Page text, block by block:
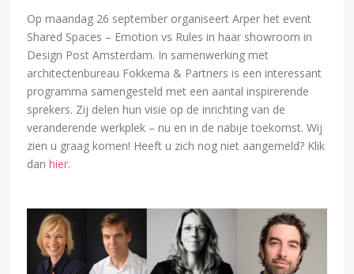
Op maandag 26 september organiseert Arper het event
Shared Spaces – Emotion vs Rules in haar showroom in
Design Post Amsterdam. In samenwerking met
architectenbureau Fokkema & Partners is een interessant
programma samengesteld met een aantal inspirerende
sprekers. Zij delen hun visie op de inrichting van de
veranderende werkplek – nu en in de nabije toekomst. Wij
zien u graag komen! Heeft u zich nog niet aangemeld? Klik
danhier.